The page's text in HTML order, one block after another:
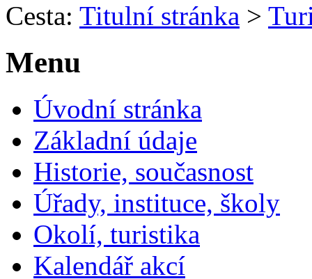
Cesta: Titulní stránka >
Menu
Úvodní stránka
Základní údaje
Historie, současnost
Úřady, instituce, školy
Okolí, turistika
Kalendář akcí